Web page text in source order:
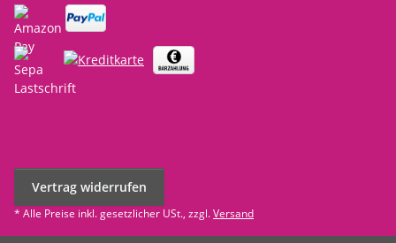
Vertrag widerrufen
* Alle Preise inkl. gesetzlicher USt., zzgl.Versand